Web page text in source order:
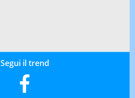
Segui il trend